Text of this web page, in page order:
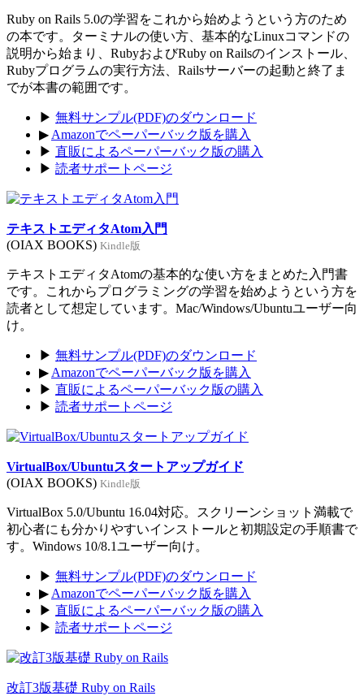
Ruby on Rails 5.0の学習をこれから始めようという方のため
の本です。ターミナルの使い方、基本的なLinuxコマンドの
説明から始まり、RubyおよびRuby on Railsのインストール、
Rubyプログラムの実行方法、Railsサーバーの起動と終了ま
でが本書の範囲です。
▶ 無料サンプル(PDF)のダウンロード
▶ Amazonでペーパーバック版を購入
▶ 直販によるペーパーバック版の購入
▶ 読者サポートページ
テキストエディタAtom入門
(OIAX BOOKS) Kindle版
テキストエディタAtomの基本的な使い方をまとめた入門書
です。これからプログラミングの学習を始めようという方を
読者として想定しています。Mac/Windows/Ubuntuユーザー向
け。
▶ 無料サンプル(PDF)のダウンロード
▶ Amazonでペーパーバック版を購入
▶ 直販によるペーパーバック版の購入
▶ 読者サポートページ
VirtualBox/Ubuntuスタートアップガイド
(OIAX BOOKS) Kindle版
VirtualBox 5.0/Ubuntu 16.04対応。スクリーンショット満載で
初心者にも分かりやすいインストールと初期設定の手順書で
す。Windows 10/8.1ユーザー向け。
▶ 無料サンプル(PDF)のダウンロード
▶ Amazonでペーパーバック版を購入
▶ 直販によるペーパーバック版の購入
▶ 読者サポートページ
改訂3版基礎 Ruby on Rails